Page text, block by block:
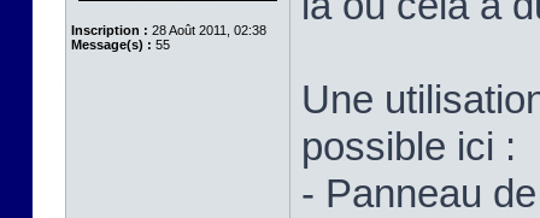
Inscription : 28 Août 2011, 02:38
Message(s) : 55
Une
possible ici :
- Panneau